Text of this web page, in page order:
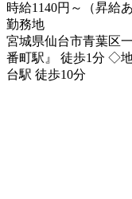
時給1140円～（昇給
勤務地
宮城県仙台市青葉区
番町駅』 徒歩1分 ◇
台駅 徒歩10分